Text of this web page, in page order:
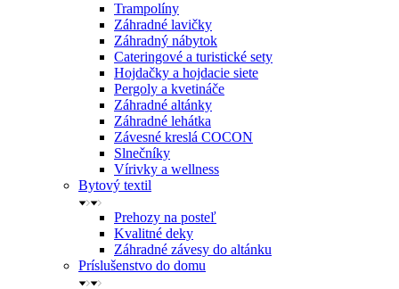
Trampolíny
Záhradné lavičky
Záhradný nábytok
Cateringové a turistické sety
Hojdačky a hojdacie siete
Pergoly a kvetináče
Záhradné altánky
Záhradné lehátka
Závesné kreslá COCON
Slnečníky
Vírivky a wellness
Bytový textil
Prehozy na posteľ
Kvalitné deky
Záhradné závesy do altánku
Príslušenstvo do domu